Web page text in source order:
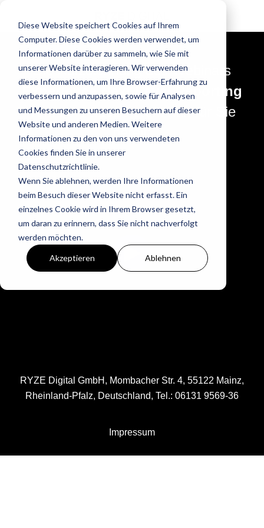
Diese Website speichert Cookies auf Ihrem
Computer. Diese Cookies werden verwendet, um
Informationen darüber zu sammeln, wie Sie mit
unserer Website interagieren. Wir verwenden
diese Informationen, um Ihre Browser-Erfahrung zu
verbessern und anzupassen, sowie für Analysen
und Messungen zu unseren Besuchern auf dieser
Website und anderen Medien. Weitere
Informationen zu den von uns verwendeten
Cookies finden Sie in unserer
Datenschutzrichtlinie.
Wenn Sie ablehnen, werden Ihre Informationen
beim Besuch dieser Website nicht erfasst. Ein
einzelnes Cookie wird in Ihrem Browser gesetzt,
um daran zu erinnern, dass Sie nicht nachverfolgt
werden möchten.
Akzeptieren Ablehnen
Die Aufzeichnung des Webinars
Experience Next Level Reporting
vom 29.04.2025 steht nun für Sie
bereit:
RYZE Digital GmbH, Mombacher Str. 4, 55122 Mainz,
Rheinland-Pfalz, Deutschland, Tel.: 06131 9569-36
Impressum